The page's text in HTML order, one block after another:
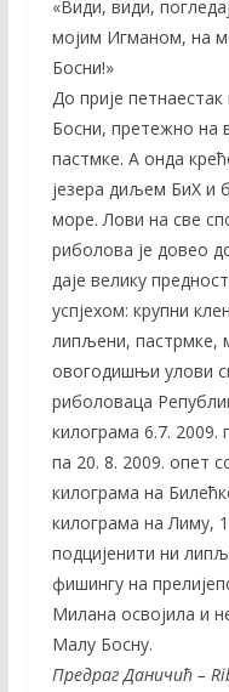
«Види, види,
мојим Игманом, на
Босни!»
До прије
Босни, претежно на
пастмке. А онда
језера диљем БиХ и
море. Лови на све
риболова је довео
даје велику
успјехом: крупни
липљени, пастрмке,
овогодишњи улови
риболоваца
килограма 6.7. 2009.
па 20. 8. 2009. опет
килограма на
килограма на Лиму,
подцијенити ни
фишингу на
Милана освојила и
Малу Босну.
Предраг Даничић –